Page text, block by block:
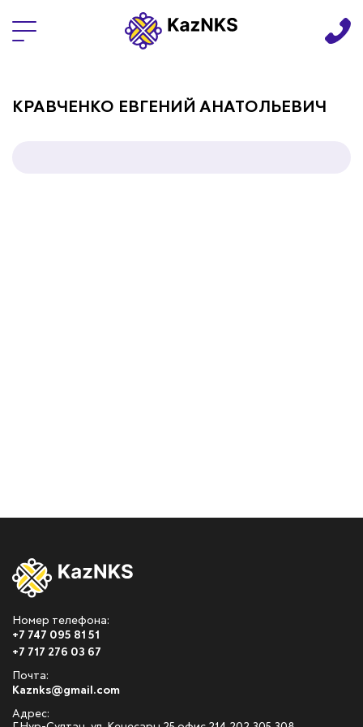
КРАВЧЕНКО ЕВГЕНИЙ АНАТОЛЬЕВИЧ
Номер телефона:
+7 747 095 81 51
+7 717 276 03 67
Почта:
Kaznks@gmail.com
Адрес: